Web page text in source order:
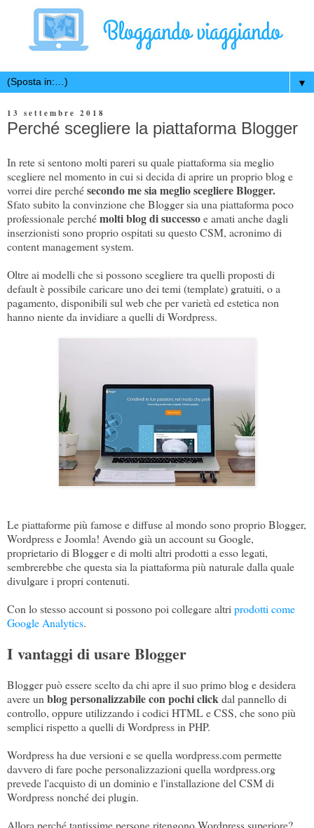
▼
13 settembre 2018
Perché scegliere la piattaforma Blogger
In rete si sentono molti pareri su quale piattaforma sia meglio
scegliere nel momento in cui si decida di aprire un proprio blog e
vorrei dire perchésecondo me sia meglio scegliere Blogger.
Sfato subito la convinzione che Blogger sia una piattaforma poco
professionale perchémolti blog di successoe amati anche dagli
inserzionisti sono proprio ospitati su questo CSM, acronimo di
content management system.
Oltre ai modelli che si possono scegliere tra quelli proposti di
default è possibile caricare uno dei temi (template) gratuiti, o a
pagamento, disponibili sul web che per varietà ed estetica non
hanno niente da invidiare a quelli di Wordpress.
Le piattaforme più famose e diffuse al mondo sono proprio Blogger,
Wordpress e Joomla! Avendo già un account su Google,
proprietario di Blogger e di molti altri prodotti a esso legati,
sembrerebbe che questa sia la piattaforma più naturale dalla quale
divulgare i propri contenuti.
Con lo stesso account si possono poi collegare altri prodotti come
Google Analytics.
I vantaggi di usare Blogger
Blogger può essere scelto da chi apre il suo primo blog e desidera
avere un blog personalizzabile con pochi clickdal pannello di
controllo, oppure utilizzando i codici HTML e CSS, che sono più
semplici rispetto a quelli di Wordpress in PHP.
Wordpress ha due versioni e se quella wordpress.com permette
davvero di fare poche personalizzazioni quella wordpress.org
prevede l'acquisto di un dominio e l'installazione del CSM di
Wordpress nonché dei plugin.
Allora perché tantissime persone ritengono Wordpress superiore?